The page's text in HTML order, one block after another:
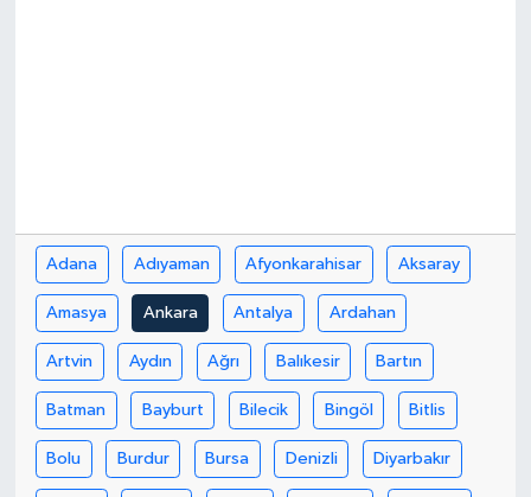
Adana Adıyaman Afyonkarahisar Aksaray
Amasya Ankara Antalya Ardahan
Artvin Aydın Ağrı Balıkesir Bartın
Batman Bayburt Bilecik Bingöl Bitlis
Bolu Burdur Bursa Denizli Diyarbakır